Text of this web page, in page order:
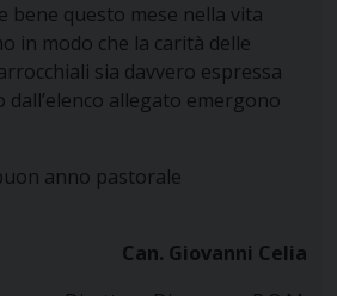
bene questo mese nella vita
in modo che la carità delle
sia davvero espressa
allegato emergono
anno pastorale
Can. Giovanni Celia